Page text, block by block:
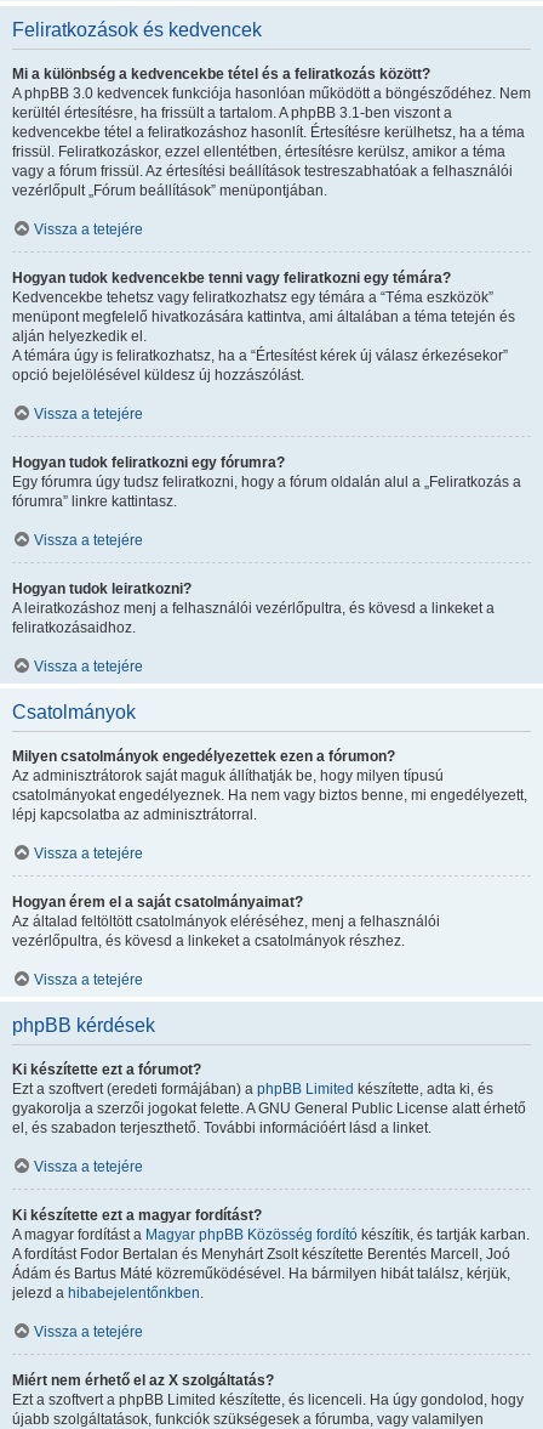
Feliratkozások és kedvencek
Mi a különbség a kedvencekbe tétel és a feliratkozás között?
A phpBB 3.0 kedvencek funkciója hasonlóan működött a böngésződéhez. Nem
kerültél értesítésre, ha frissült a tartalom. A phpBB 3.1-ben viszont a
kedvencekbe tétel a feliratkozáshoz hasonlít. Értesítésre kerülhetsz, ha a téma
frissül. Feliratkozáskor, ezzel ellentétben, értesítésre kerülsz, amikor a téma
vagy a fórum frissül. Az értesítési beállítások testreszabhatóak a felhasználói
vezérlőpult „Fórum beállítások” menüpontjában.
Vissza a tetejére
Hogyan tudok kedvencekbe tenni vagy feliratkozni egy témára?
Kedvencekbe tehetsz vagy feliratkozhatsz egy témára a “Téma eszközök”
menüpont megfelelő hivatkozására kattintva, ami általában a téma tetején és
alján helyezkedik el.
A témára úgy is feliratkozhatsz, ha a “Értesítést kérek új válasz érkezésekor”
opció bejelölésével küldesz új hozzászólást.
Vissza a tetejére
Hogyan tudok feliratkozni egy fórumra?
Egy fórumra úgy tudsz feliratkozni, hogy a fórum oldalán alul a „Feliratkozás a
fórumra” linkre kattintasz.
Vissza a tetejére
Hogyan tudok leiratkozni?
A leiratkozáshoz menj a felhasználói vezérlőpultra, és kövesd a linkeket a
feliratkozásaidhoz.
Vissza a tetejére
Csatolmányok
Milyen csatolmányok engedélyezettek ezen a fórumon?
Az adminisztrátorok saját maguk állíthatják be, hogy milyen típusú
csatolmányokat engedélyeznek. Ha nem vagy biztos benne, mi engedélyezett,
lépj kapcsolatba az adminisztrátorral.
Vissza a tetejére
Hogyan érem el a saját csatolmányaimat?
Az általad feltöltött csatolmányok eléréséhez, menj a felhasználói
vezérlőpultra, és kövesd a linkeket a csatolmányok részhez.
Vissza a tetejére
phpBB kérdések
Ki készítette ezt a fórumot?
Ezt a szoftvert (eredeti formájában) a phpBB Limited készítette, adta ki, és
gyakorolja a szerzői jogokat felette. A GNU General Public License alatt érhető
el, és szabadon terjeszthető. További információért lásd a linket.
Vissza a tetejére
Ki készítette ezt a magyar fordítást?
A magyar fordítást a Magyar phpBB Közösség fordító készítik, és tartják karban.
A fordítást Fodor Bertalan és Menyhárt Zsolt készítette Berentés Marcell, Joó
Ádám és Bartus Máté közreműködésével. Ha bármilyen hibát találsz, kérjük,
jelezd a hibabejelentőnkben.
Vissza a tetejére
Miért nem érhető el az X szolgáltatás?
Ezt a szoftvert a phpBB Limited készítette, és licenceli. Ha úgy gondolod, hogy
újabb szolgáltatások, funkciók szükségesek a fórumba, vagy valamilyen